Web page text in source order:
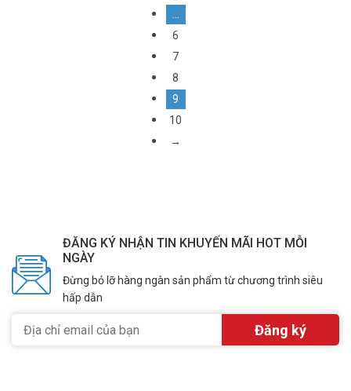
6
7
8
9
10
→
ĐĂNG KÝ NHẬN TIN KHUYẾN MÃI HOT MỖI
NGÀY
Đừng bỏ lỡ hàng ngàn sản phẩm từ chương trình siêu
hấp dẫn